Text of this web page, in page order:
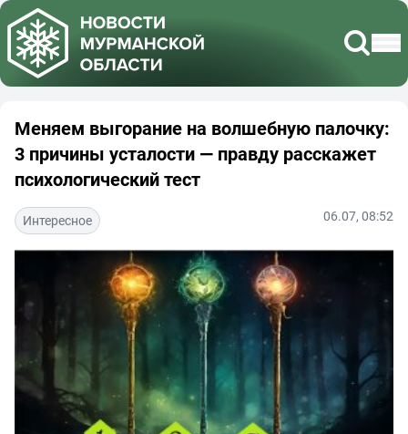
Меняем выгорание на волшебную палочку:
3 причины усталости — правду расскажет
психологический тест
Интересное 06.07, 08:52